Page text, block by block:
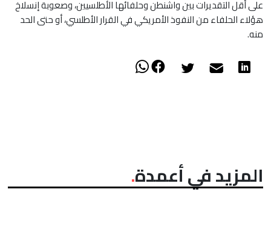
على أقل التقديرات بين واشنطن وحلفائها الأطلسيين، وصعوبة إنسلاخ
هؤلاء الحلفاء من النفوذ الأمريكي في القرار الأطلسي، أو حتى الحد
منه.
المزيد في أعمدة